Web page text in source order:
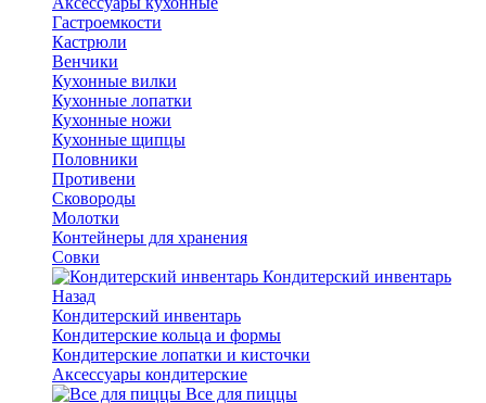
Гастроемкости
Кастрюли
Венчики
Кухонные вилки
Кухонные лопатки
Кухонные ножи
Кухонные щипцы
Половники
Противени
Сковороды
Молотки
Контейнеры для хранения
Совки
Кондитерский инвентарь
Назад
Кондитерский инвентарь
Кондитерские кольца и формы
Кондитерские лопатки и кисточки
Аксессуары кондитерские
Все для пиццы